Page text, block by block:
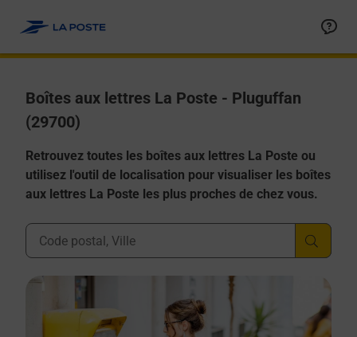
Boîtes aux lettres La Poste - Pluguffan
(29700)
Retrouvez toutes les boîtes aux lettres La Poste ou
utilisez l'outil de localisation pour visualiser les boîtes
aux lettres La Poste les plus proches de chez vous.
Ville, Département, Code Postal